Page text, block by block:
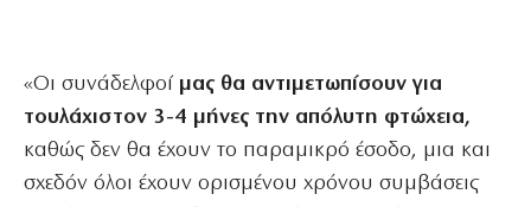
«Οι συνάδελφοί μας θα αντιμετωπίσουν για
τουλάχιστον 3-4 μήνες την απόλυτη φτώχεια,
καθώς δεν θα έχουν το παραμικρό έσοδο, μια και
σχεδόν όλοι έχουν ορισμένου χρόνου συμβάσεις